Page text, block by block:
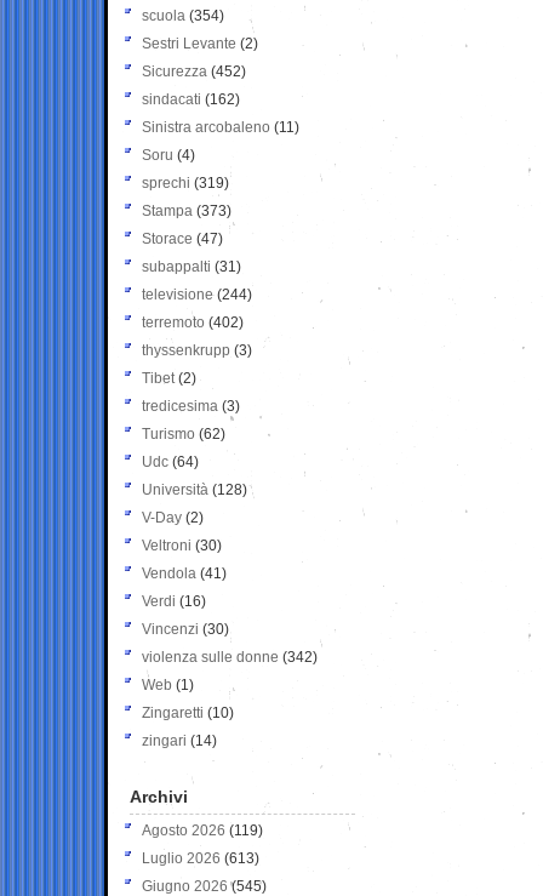
scuola (354)
Sestri Levante (2)
Sicurezza (452)
sindacati (162)
Sinistra arcobaleno (11)
Soru (4)
sprechi (319)
Stampa (373)
Storace (47)
subappalti (31)
televisione(244)
terremoto (402)
thyssenkrupp (3)
Tibet(2)
tredicesima (3)
Turismo (62)
Udc (64)
Università (128)
V-Day (2)
Veltroni (30)
Vendola (41)
Verdi (16)
Vincenzi (30)
violenza sulle donne (342)
Web (1)
Zingaretti (10)
zingari (14)
Archivi
Agosto 2026 (119)
Luglio 2026 (613)
Giugno 2026 (545)